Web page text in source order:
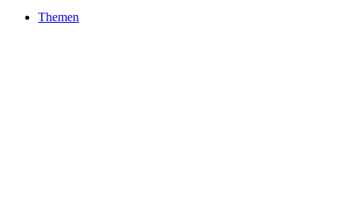
Themen